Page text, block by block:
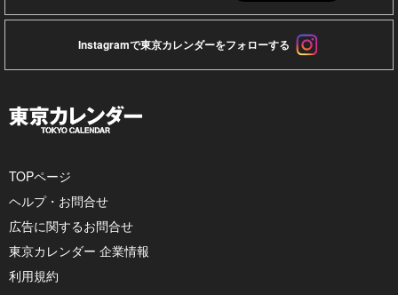
Instagramで東京カレンダーをフォローする
TOPページ
ヘルプ・お問合せ
広告に関するお問合せ
東京カレンダー 企業情報
利用規約